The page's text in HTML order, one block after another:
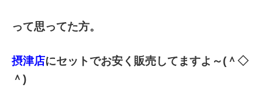
って思ってた方。
摂津店にセットでお安く販売してますよ～(＾◇
＾)